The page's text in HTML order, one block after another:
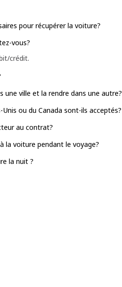
pour récupérer la voiture?
vous?
crédit.
une ville et la rendre dans une autre?
ou du Canada sont-ils acceptés?
au contrat?
la voiture pendant le voyage?
la nuit ?